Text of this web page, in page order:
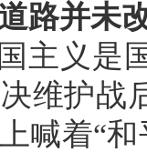
路并未
主义是
维护战
喊着“